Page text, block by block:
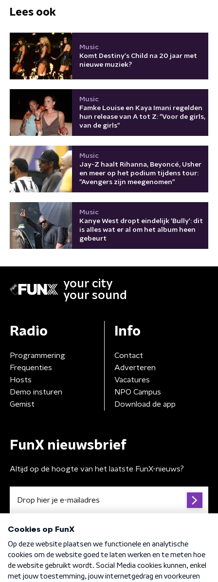
Lees ook
Music
Komt Destiny's Child na 20 jaar met
nieuwe muziek?
Music
Famke Louise en Kaya Imani regelden
hun release van A tot Z: "Voor de girls,
van de girls"
Music
Jay-Z haalt Rihanna, Beyoncé, Usher
en meer op het podium tijdens tour:
"Avengers zijn meegenomen"
Music
Kanye West dropt eindelijk 'Bully': dit
is alles wat er al om het album heen
gebeurt
your city
your sound
Radio
Programmering
Frequenties
Hosts
Demo insturen
Gemist
Info
Contact
Adverteren
Vacatures
NPO Campus
Download de app
FunX nieuwsbrief
Altijd op de hoogte van het laatste FunX-nieuws?
Algemene voorwaarden Privacybeleid